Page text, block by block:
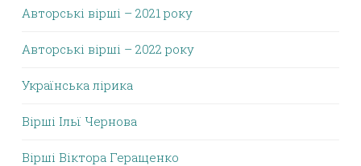
Авторські вірші – 2021 року
Авторські вірші – 2022 року
Українська лірика
Вірші Ільї Чернова
Вірші Віктора Геращенко